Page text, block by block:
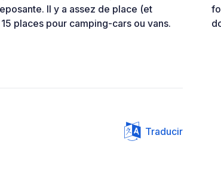
Il y a assez de place (et
places pour camping-cars ou vans.
Traducir